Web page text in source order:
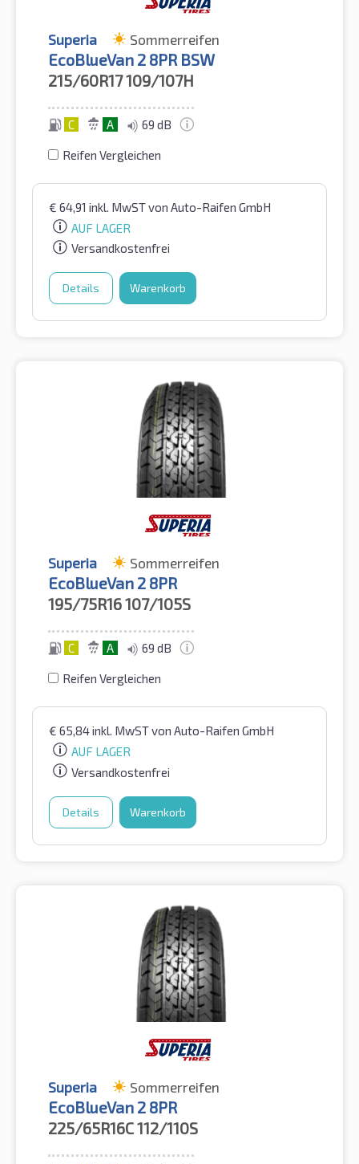
Superia Sommerreifen
EcoBlueVan 2 8PR BSW
215/60R17109/107H
C A 69 dB
Reifen Vergleichen
€ 64,91 inkl. MwSTvon Auto-Raifen GmbH
AUF LAGER
Versandkostenfrei
Details Warenkorb
Superia Sommerreifen
EcoBlueVan 2 8PR
195/75R16107/105S
C A 69 dB
Reifen Vergleichen
€ 65,84inkl. MwSTvon Auto-Raifen GmbH
AUF LAGER
Versandkostenfrei
Details Warenkorb
Superia Sommerreifen
EcoBlueVan 2 8PR
225/65R16C112/110S